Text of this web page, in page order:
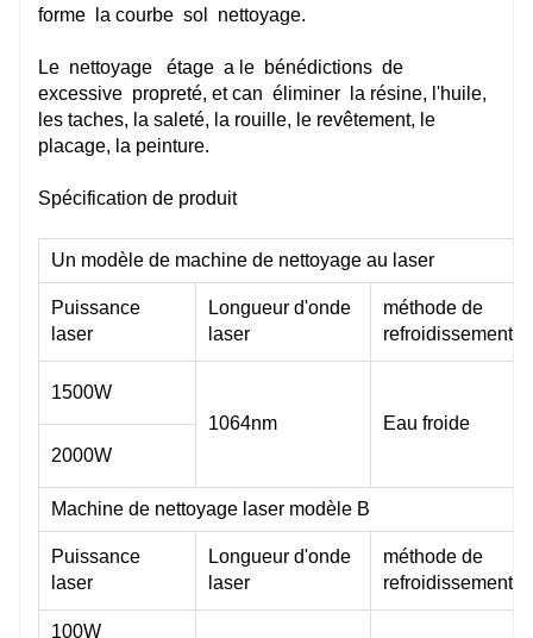
forme
la courbe sol nettoyage.
Le nettoyage étage a le bénédictions de
excessive propreté, et can éliminer
la résine, l'huile,
les taches, la saleté, la rouille, le revêtement, le
placage, la peinture.
Spécification de produit
Un modèle de machine de nettoyage au laser
Puissance
laser
Longueur d'onde
laser
méthode de
refroidissement
1500W
1064nm
Eau froide
2000W
Machine de nettoyage laser modèle B
Puissance
laser
Longueur d'onde
laser
méthode de
refroidissement
100W